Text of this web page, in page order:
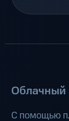
Облачный
С помощью